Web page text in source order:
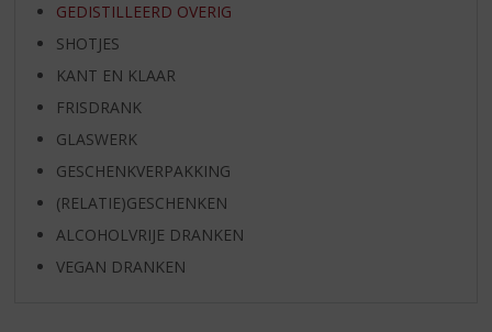
GEDISTILLEERD OVERIG
SHOTJES
KANT EN KLAAR
FRISDRANK
GLASWERK
GESCHENKVERPAKKING
(RELATIE)GESCHENKEN
ALCOHOLVRIJE DRANKEN
VEGAN DRANKEN